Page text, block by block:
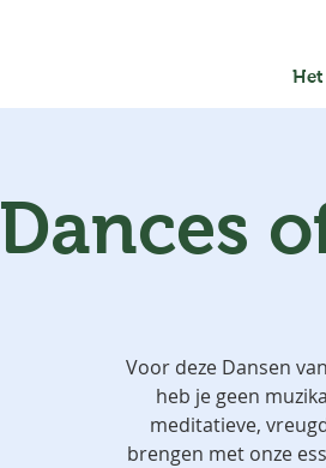
Dances
Voor deze Dansen
heb je geen
meditatieve,
brengen met onze